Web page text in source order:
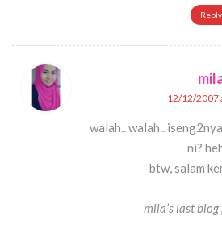
Reply
12/12/2007
walah.. walah..
ni?
btw, salam
mila’s last blog